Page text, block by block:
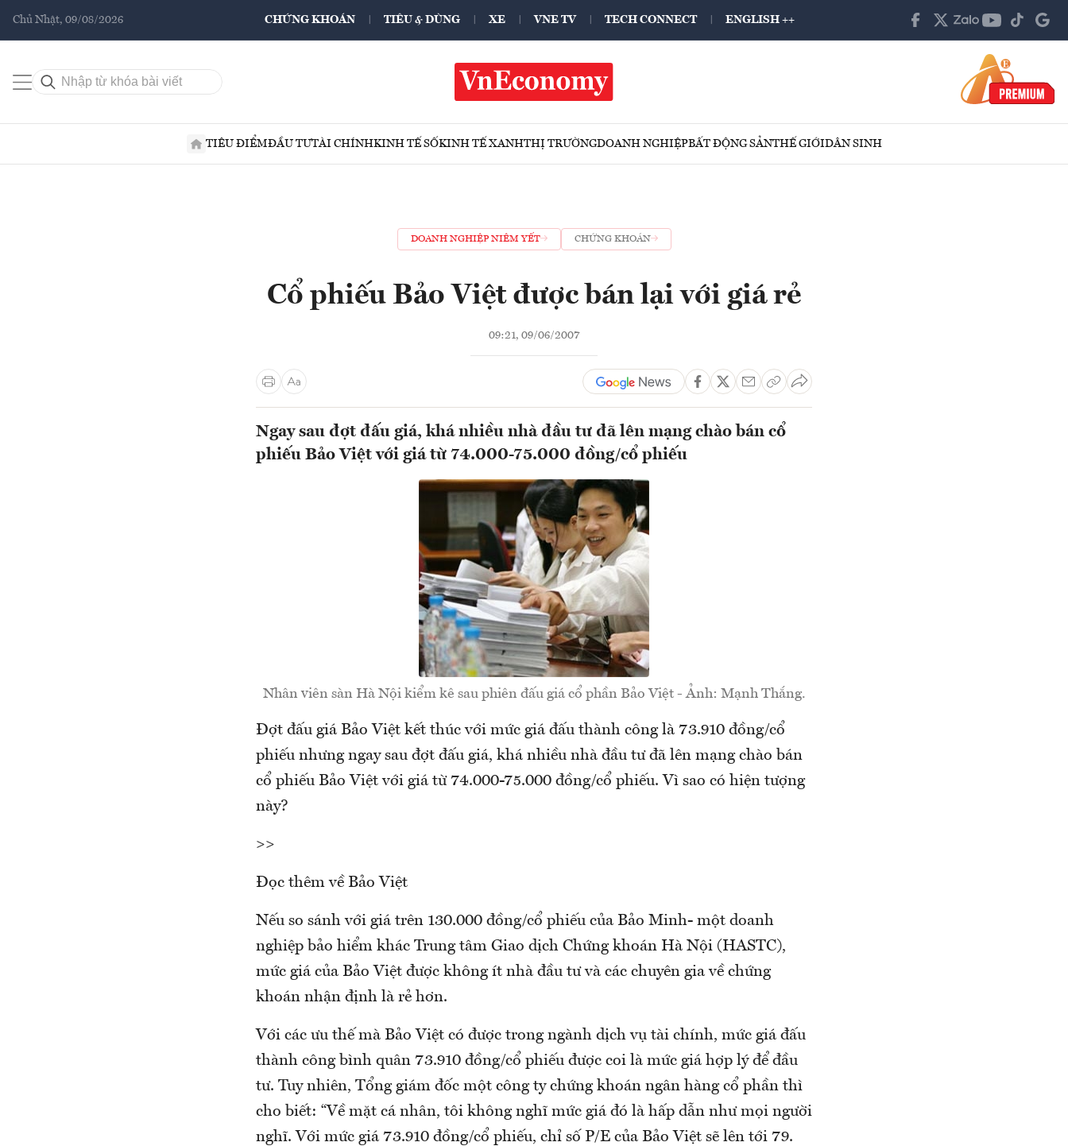
Chủ Nhật, 09/08/2026 CHỨNG KHOÁN TIÊU & DÙNG XE VNE TV TECH CONNECT ENGLISH ++
TIÊU ĐIỂMĐẦU TƯTÀI CHÍNHKINH TẾ SỐKINH TẾ XANHTHỊ TRƯỜNGDOANH NGHIỆPBẤT ĐỘNG SẢNTHẾ GIỚIDÂN SINH
DOANH NGHIỆP NIÊM YẾT CHỨNG KHOÁN
Cổ phiếu Bảo Việt được bán lại với giá rẻ
09:21, 09/06/2007
Ngay sau đợt đấu giá, khá nhiều nhà đầu tư đã lên mạng chào bán cổ
phiếu Bảo Việt với giá từ 74.000-75.000 đồng/cổ phiếu
Nhân viên sàn Hà Nội kiểm kê sau phiên đấu giá cổ phần Bảo Việt - Ảnh: Mạnh Thắng.
Đợt đấu giá Bảo Việt kết thúc với mức giá đấu thành công là 73.910 đồng/cổ
phiếu nhưng ngay sau đợt đấu giá, khá nhiều nhà đầu tư đã lên mạng chào bán
cổ phiếu Bảo Việt với giá từ 74.000-75.000 đồng/cổ phiếu. Vì sao có hiện tượng
này?
>>
Đọc thêm về Bảo Việt
Nếu so sánh với giá trên 130.000 đồng/cổ phiếu của Bảo Minh- một doanh
nghiệp bảo hiểm khác Trung tâm Giao dịch Chứng khoán Hà Nội (HASTC),
mức giá của Bảo Việt được không ít nhà đầu tư và các chuyên gia về chứng
khoán nhận định là rẻ hơn.
Với các ưu thế mà Bảo Việt có được trong ngành dịch vụ tài chính, mức giá đấu
thành công bình quân 73.910 đồng/cổ phiếu được coi là mức giá hợp lý để đầu
tư. Tuy nhiên, Tổng giám đốc một công ty chứng khoán ngân hàng cổ phần thì
cho biết: “Về mặt cá nhân, tôi không nghĩ mức giá đó là hấp dẫn như mọi người
nghĩ. Với mức giá 73.910 đồng/cổ phiếu, chỉ số P/E của Bảo Việt sẽ lên tới 79.